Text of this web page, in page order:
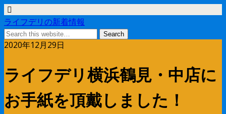
ライフデリの新着情報
2020年12月29日
ライフデリ横浜鶴見・中店に
お手紙を頂戴しました！